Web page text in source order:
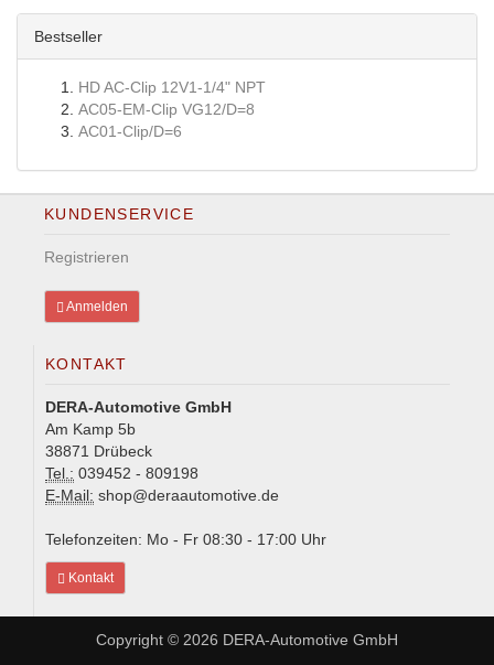
Bestseller
HD AC-Clip 12V1-1/4" NPT
AC05-EM-Clip VG12/D=8
AC01-Clip/D=6
KUNDENSERVICE
Registrieren
Anmelden
KONTAKT
DERA-Automotive GmbH
Am Kamp 5b
38871 Drübeck
Tel.: 039452 - 809198
E-Mail: shop@deraautomotive.de
Telefonzeiten: Mo - Fr 08:30 - 17:00 Uhr
Kontakt
Copyright © 2026 DERA-Automotive GmbH